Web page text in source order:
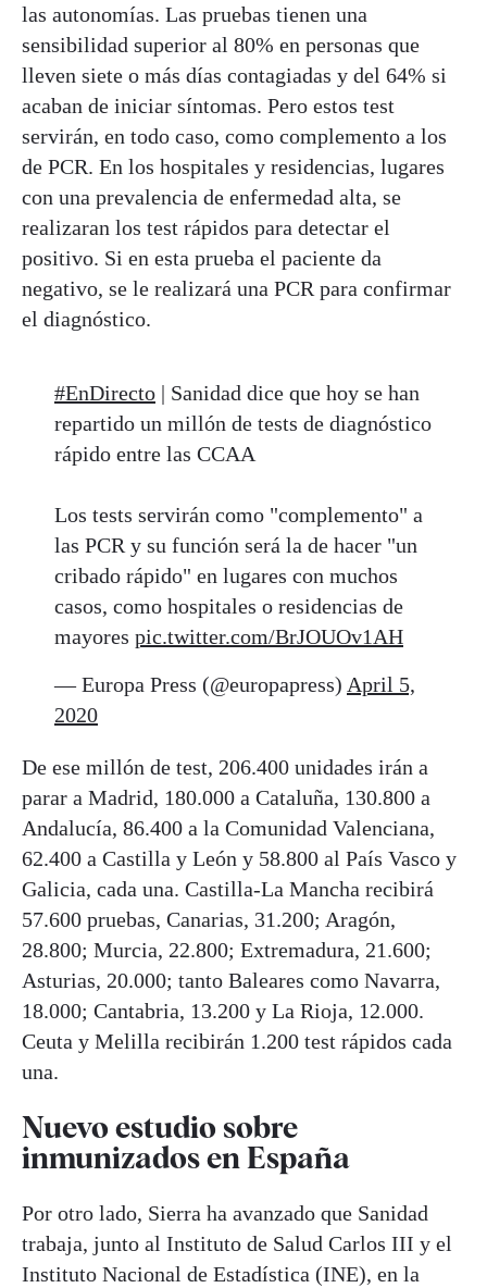
las autonomías. Las pruebas tienen una
sensibilidad superior al 80% en personas que
lleven siete o más días contagiadas y del 64% si
acaban de iniciar síntomas. Pero estos test
servirán, en todo caso, como complemento a los
de PCR. En los hospitales y residencias, lugares
con una prevalencia de enfermedad alta, se
realizaran los test rápidos para detectar el
positivo. Si en esta prueba el paciente da
negativo, se le realizará una PCR para confirmar
el diagnóstico.
#EnDirecto | Sanidad dice que hoy se han
repartido un millón de tests de diagnóstico
rápido entre las CCAA
Los tests servirán como "complemento" a
las PCR y su función será la de hacer "un
cribado rápido" en lugares con muchos
casos, como hospitales o residencias de
mayores pic.twitter.com/BrJOUOv1AH
— Europa Press (@europapress) April 5,
2020
De ese millón de test, 206.400 unidades irán a
parar a Madrid, 180.000 a Cataluña, 130.800 a
Andalucía, 86.400 a la Comunidad Valenciana,
62.400 a Castilla y León y 58.800 al País Vasco y
Galicia, cada una. Castilla-La Mancha recibirá
57.600 pruebas, Canarias, 31.200; Aragón,
28.800; Murcia, 22.800; Extremadura, 21.600;
Asturias, 20.000; tanto Baleares como Navarra,
18.000; Cantabria, 13.200 y La Rioja, 12.000.
Ceuta y Melilla recibirán 1.200 test rápidos cada
una.
Nuevo estudio sobre
inmunizados en España
Por otro lado, Sierra ha avanzado que Sanidad
trabaja, junto al Instituto de Salud Carlos III y el
Instituto Nacional de Estadística (INE), en la